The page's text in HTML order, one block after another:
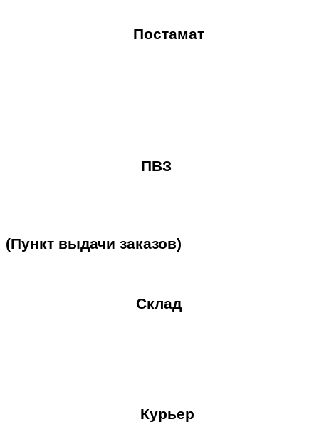
Постамат
ПВЗ
(Пункт выдачи заказов)
Склад
Курьер